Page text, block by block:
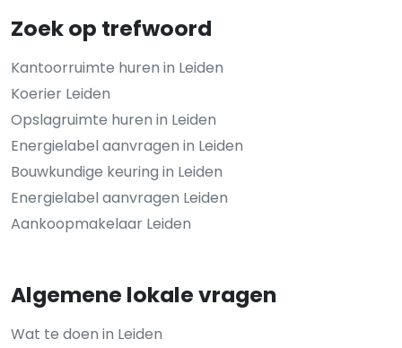
Zoek op trefwoord
Kantoorruimte huren in Leiden
Koerier Leiden
Opslagruimte huren in Leiden
Energielabel aanvragen in Leiden
Bouwkundige keuring in Leiden
Energielabel aanvragen Leiden
Aankoopmakelaar Leiden
Algemene lokale vragen
Wat te doen in Leiden